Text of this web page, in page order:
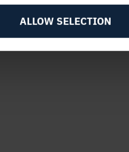
ALLOW SELECTION